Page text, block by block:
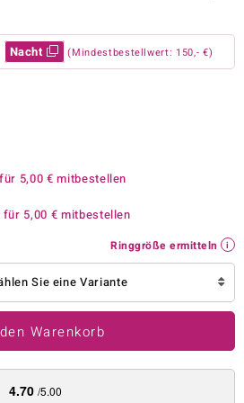
Nacht (Mindestbestellwert: 150,- €)
5,00 € mitbestellen
für 5,00 € mitbestellen
Ringgröße ermitteln
Sie eine Variante
Warenkorb
4.70 /5.00